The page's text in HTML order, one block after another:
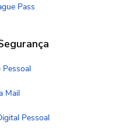
Pass
Pessoal
Mail
Pessoal